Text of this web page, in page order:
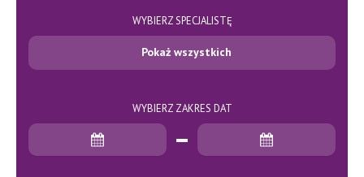
WYBIERZ SPECJALISTĘ
Pokaż wszystkich
WYBIERZ ZAKRES DAT
Data rozpoczęcia
Data zakończenia